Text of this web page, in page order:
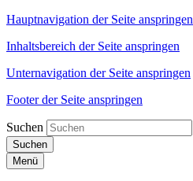
Hauptnavigation der Seite anspringen
Inhaltsbereich der Seite anspringen
Unternavigation der Seite anspringen
Footer der Seite anspringen
Suchen
Suchen
Menü